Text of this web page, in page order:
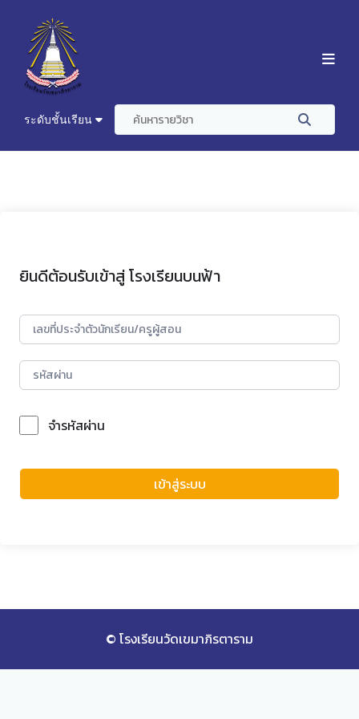
ระดับชั้นเรียน
ยินดีต้อนรับเข้าสู่ โรงเรียนบนฟ้า
จำรหัสผ่าน
เข้าสู่ระบบ
© โรงเรียนวัดเขมาภิรตาราม